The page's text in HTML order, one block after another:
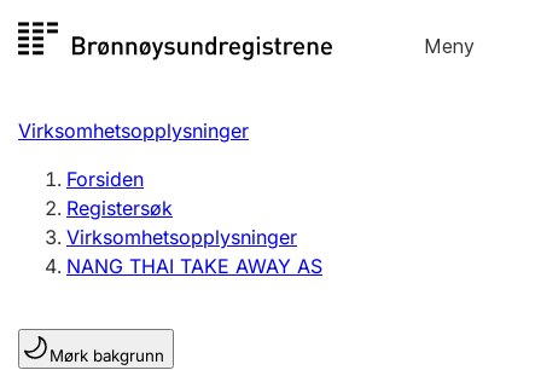
til
Meny
Registersøk
Aksjeselskap
Enkeltpersonforetak
Registrere, endre, slette
Virksomhetsopplysninger
Forsiden
Registersøk
Virksomhetsopplysninger
NANG THAI TAKE AWAY AS
Mørk bakgrunn